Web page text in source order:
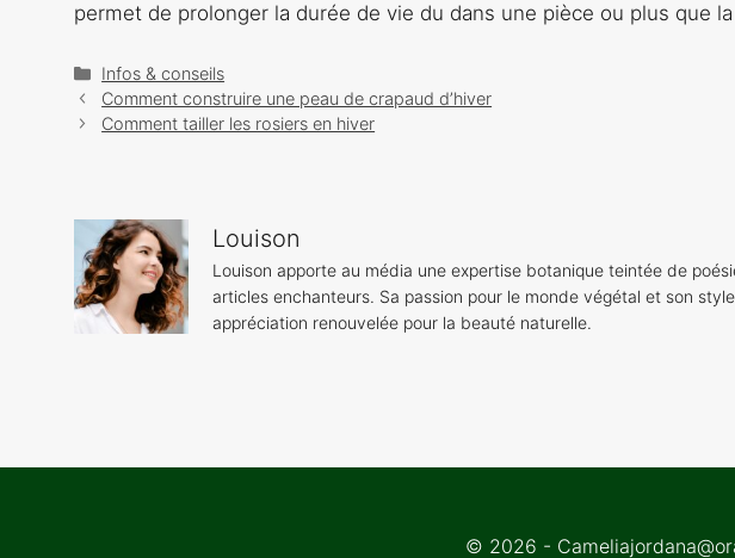
permet de prolonger la durée de vie du dans une pièce ou plus que
Catégories
Infos & conseils
Navigation
des
Comment construire une peau de crapaud d’hiver
Comment tailler les rosiers en hiver
Louison
Louison apporte au média une expertise botanique teintée de
articles enchanteurs. Sa passion pour le monde végétal et son
appréciation renouvelée pour la beauté naturelle.
© 2026 -